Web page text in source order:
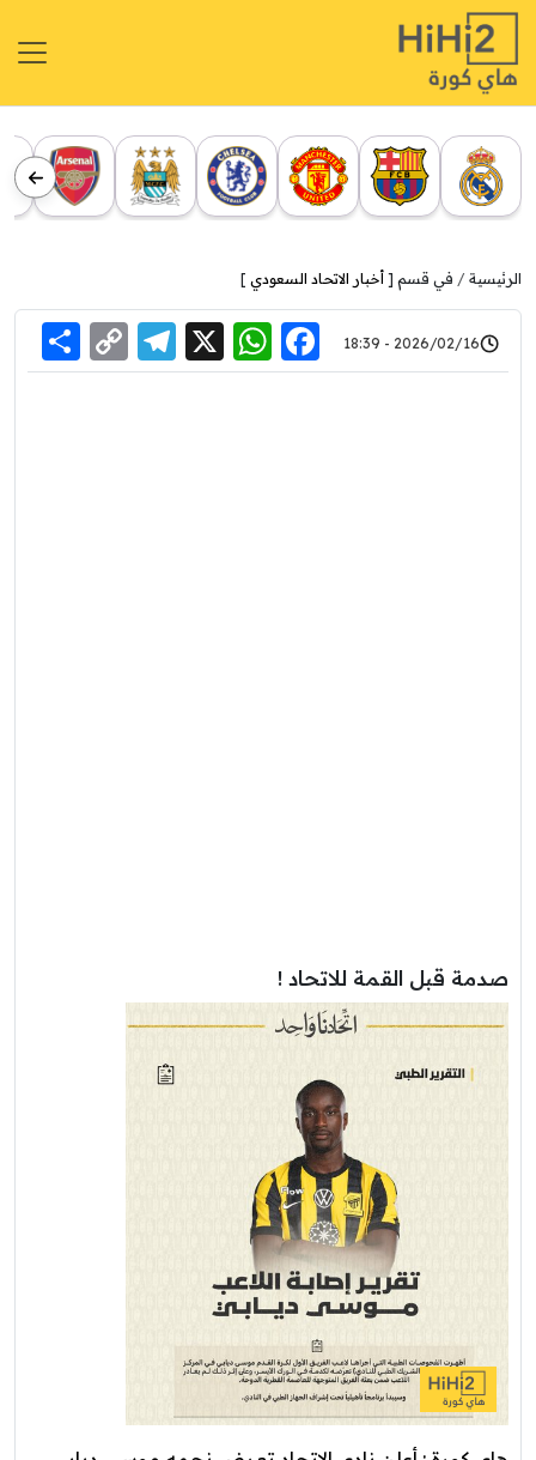
الرئيسية في قسم [ أخبار الاتحاد السعودي ]
2026/02/16 - 18:39
Facebook
WhatsApp
X
Link
صدمة قبل القمة للاتحاد !